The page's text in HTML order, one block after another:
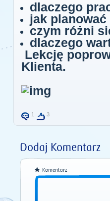
dlaczego
jak
czym różni
dlaczego
Lekcję
Klienta.
1 3
Dodaj Komentarz
Komentarz